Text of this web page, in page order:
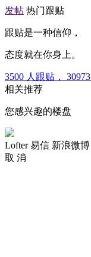
发帖 热门跟贴
跟贴是一种信仰，
态度就在你身上。
3500 人跟贴， 30973
相关推荐
您感兴趣的楼盘
Lofter 易信 新浪微博
取 消